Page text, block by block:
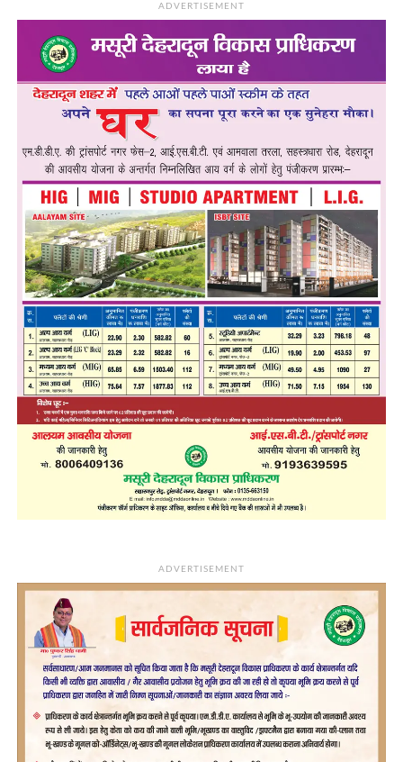
ADVERTISEMENT
ADVERTISEMENT